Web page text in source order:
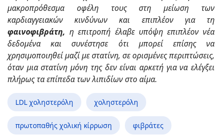
μακροπρόθεσμα οφέλη τους στη μείωση των
καρδιαγγειακών κινδύνων και επιπλέον για τη
φαινοφιβράτη, η επιτροπή έλαβε υπόψη επιπλέον νέα
δεδομένα και συνέστησε ότι μπορεί επίσης να
χρησιμοποιηθεί μαζί με στατίνη, σε ορισμένες περιπτώσεις,
όταν μια στατίνη μόνη της δεν είναι αρκετή για να ελέγξει
πλήρως τα επίπεδα των λιπιδίων στο αίμα.
LDL χοληστερόλη χοληστερόλη
πρωτοπαθής χολική κίρρωση φιβράτες